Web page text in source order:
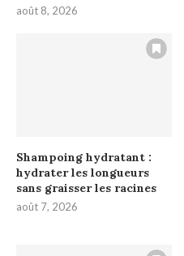
août 8, 2026
Shampoing hydratant :
hydrater les longueurs
sans graisser les racines
août 7, 2026